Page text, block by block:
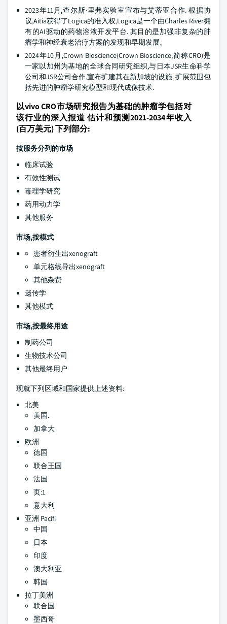
2023年11月,查尔斯·里弗实验室宣布与艾蒂亚合作. 根据协
议,Aitia获得了Logica的准入权,Logica是一个由Charles River拥
有的AI驱动的药物溶液开发平台. 其目的是加强非复杂的肿
瘤学和神经衰老治疗方案的发现和早期发展。
2024年10月,Crown Bioscience(Crown Bioscience,简称CRO)是
一家以加州为基地的全球合同研究组织,与日本JSR生命科学
公司和JSR公司合作,宣布扩建其在新加坡的设施. 扩展范围包
括先进的肿瘤学研究模型和现代成像技术.
以vivo CRO市场研究报告为基础的肿瘤学包括对
该行业的深入报道 估计和预测2021-2034年收入
(百万美元) 下列部分:
按服务分列的市场
临床试验
有效性测试
毒理学研究
药用动力学
其他服务
市场,按模式
患者衍生出xenograft
单元格线导出xenograft
其他杂费
遗传学
其他模式
市场,按最终用途
制药公司
生物技术公司
其他最终用户
现就下列区域和国家提供上述资料:
北美
美国.
加拿大
欧洲
德国
联合王国
法国
页:1
意大利
亚洲 Pacifi
中国
日本
印度
澳大利亚
韩国
拉丁美洲
联合国
墨西哥